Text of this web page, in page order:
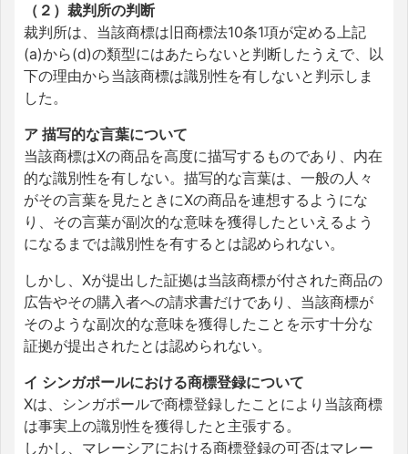
（２）裁判所の判断
裁判所は、当該商標は旧商標法10条1項が定める上記
(a)から(d)の類型にはあたらないと判断したうえで、以
下の理由から当該商標は識別性を有しないと判示しま
した。
ア 描写的な言葉について
当該商標はXの商品を高度に描写するものであり、内在
的な識別性を有しない。描写的な言葉は、一般の人々
がその言葉を見たときにXの商品を連想するようにな
り、その言葉が副次的な意味を獲得したといえるよう
になるまでは識別性を有するとは認められない。
しかし、Xが提出した証拠は当該商標が付された商品の
広告やその購入者への請求書だけであり、当該商標が
そのような副次的な意味を獲得したことを示す十分な
証拠が提出されたとは認められない。
イ シンガポールにおける商標登録について
Xは、シンガポールで商標登録したことにより当該商標
は事実上の識別性を獲得したと主張する。
しかし、マレーシアにおける商標登録の可否はマレー